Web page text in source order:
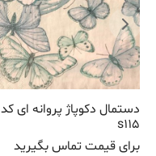
دستمال دکوپاژ پروانه ای کد
s115
برای قیمت تماس بگیرید